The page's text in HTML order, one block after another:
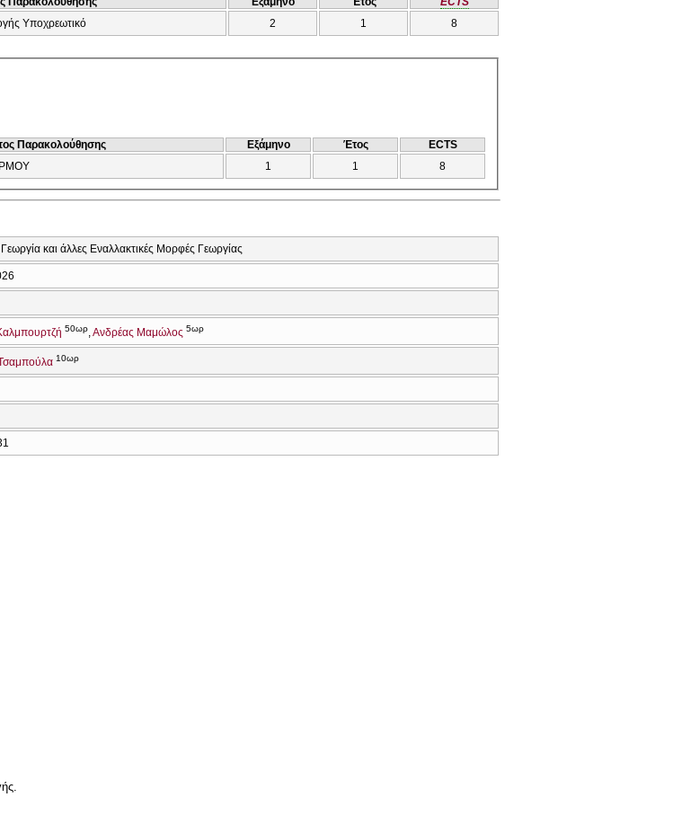
Υποχρεωτικό 2 1 8
Παρακολούθησης Εξάμηνο Έτος
ECTS
1 1 8
και άλλες Εναλλακτικές Μορφές Γεωργίας
50ωρ Ανδρέας Μαμώλος 5ωρ
10ωρ